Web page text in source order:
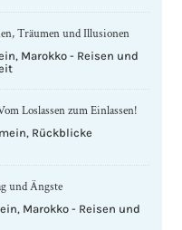
Träumen und Illusionen
, Marokko - Reisen und
Loslassen zum Einlassen!
, Rückblicke
und Ängste
, Marokko - Reisen und